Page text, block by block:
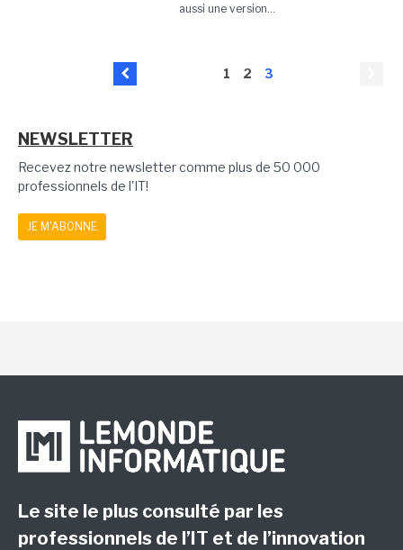
aussi une version...
1 2 3
NEWSLETTER
Recevez notre newsletter comme plus de 50 000
professionnels de l'IT!
JE M'ABONNE
Le site le plus consulté par les
professionnels de l’IT et de l’innovation